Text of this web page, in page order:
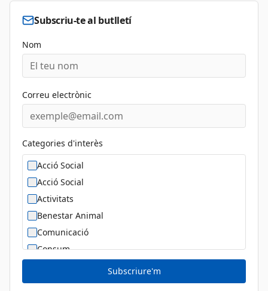
Subscriu-te al butlletí
Nom
Correu electrònic
Categories d'interès
Acció Social
Acció Social
Activitats
Benestar Animal
Comunicació
Consum
Diversitat Sexual i de Gènere
Subscriure'm